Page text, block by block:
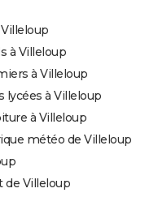
à Villeloup
à Villeloup
lycées à Villeloup
à Villeloup
météo de Villeloup
de Villeloup